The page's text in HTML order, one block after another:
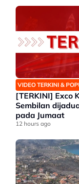
VIDEO TERKINI &
[TERKINI] Exco
Sembilan
pada Jumaat
12 hours ago